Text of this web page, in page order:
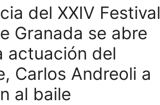
del XXIV Festival
Granada se abre
actuación del
Carlos Andreoli a
al baile